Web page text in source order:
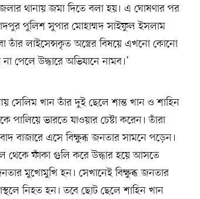
থানায় জমা দিতে বলা হয়। এ ঘোষণার পর
পুলিশ সুপার মোহাম্মদ সাইফুল ইসলাম
তাঁর লাইসেন্সকৃত অস্ত্রের বিষয়ে এখনো কোনো
উদ্ধারে অভিযানে নামব।’
সেলিম খান তাঁর দুই ছেলে শান্ত খান ও শাহিন
পালিয়ে ভারতে যাওয়ার চেষ্টা করেন। তাঁরা
বাজারে এসে বিক্ষুব্ধ জনতার সামনে পড়েন।
থেকে ফাঁকা গুলি করে উদ্ধার হয়ে আসতে
মুখোমুখি হন। সেখানেই বিক্ষুব্ধ জনতার
নিহত হন। তবে ছোট ছেলে শাহিন খান